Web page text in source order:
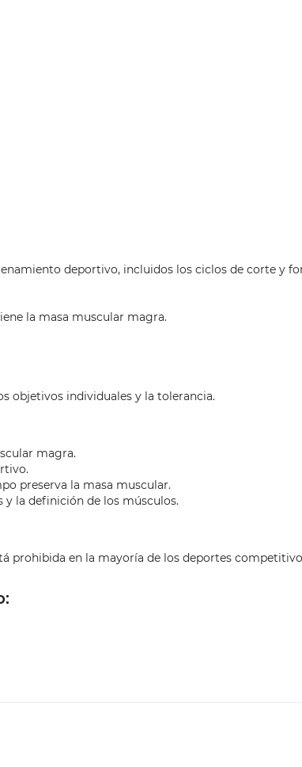
deportivo, incluidos los ciclos de corte y
la masa muscular magra.
objetivos individuales y la tolerancia.
magra.
preserva la masa muscular.
y la definición de los músculos.
prohibida en la mayoría de los deportes